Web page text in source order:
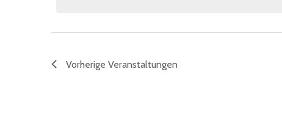
Vorherige Veranstaltungen